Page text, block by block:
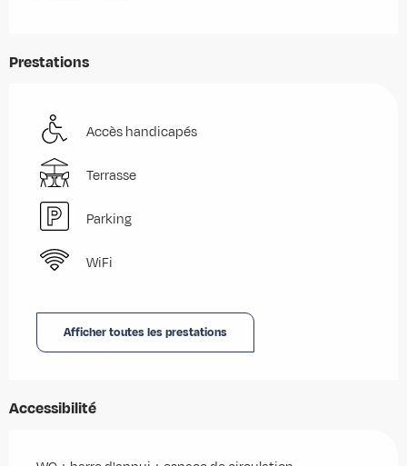
Prestations
Accès handicapés
Terrasse
Parking
WiFi
Afficher toutes les prestations
Accessibilité